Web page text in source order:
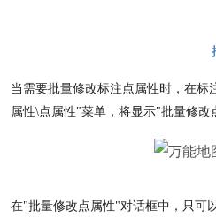
当需要批量修改标注点属性时，在
属性\点属性"菜单，将显示"批量修改
在"批量修改点属性"对话框中，只可